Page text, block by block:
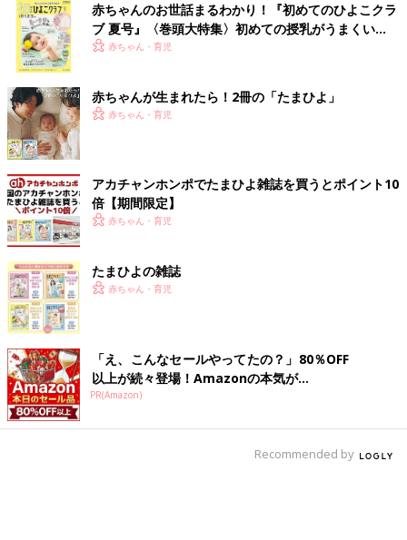
赤ちゃんのお世話まるわかり！『初めてのひよこクラ
ブ 夏号』〈巻頭大特集〉初めての授乳がうまくい
く！ おっぱい・ミルクの基本と夏のトラブル 解決テ
赤ちゃん・育児
赤ちゃんが生まれたら！2冊の「たまひよ」
赤ちゃん・育児
アカチャンホンポでたまひよ雑誌を買うとポイント10
倍【期間限定】
赤ちゃん・育児
たまひよの雑誌
赤ちゃん・育児
「え、こんなセールやってたの？」80％OFF
以上が続々登場！Amazonの本気が...
PR(Amazon)
Recommended by